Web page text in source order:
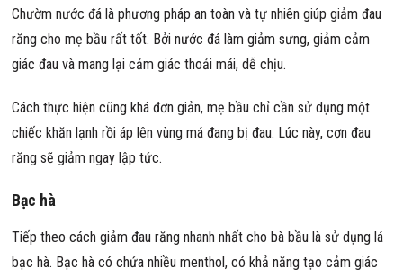
Chườm nước đá là phương pháp an toàn và tự nhiên giúp giảm đau
răng cho mẹ bầu rất tốt. Bởi nước đá làm giảm sưng, giảm cảm
giác đau và mang lại cảm giác thoải mái, dễ chịu.
Cách thực hiện cũng khá đơn giản, mẹ bầu chỉ cần sử dụng một
chiếc khăn lạnh rồi áp lên vùng má đang bị đau. Lúc này, cơn đau
răng sẽ giảm ngay lập tức.
Bạc hà
Tiếp theo cách giảm đau răng nhanh nhất cho bà bầu là sử dụng lá
bạc hà. Bạc hà có chứa nhiều menthol, có khả năng tạo cảm giác